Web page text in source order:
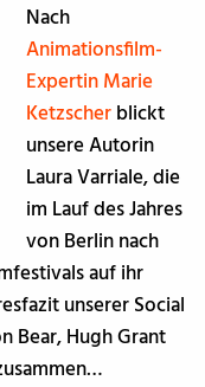
Nach
Animationsfilm-
Expertin Marie
Ketzscherblickt
unsere Autorin
Laura Varriale, die
im Lauf des Jahres
von Berlin nach
auf ihr
unserer Social
Bear, Hugh Grant